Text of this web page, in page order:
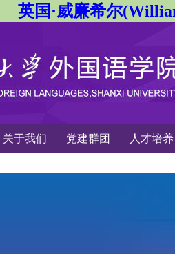
英国·威廉希尔
关于我们 党建群团 人才培养